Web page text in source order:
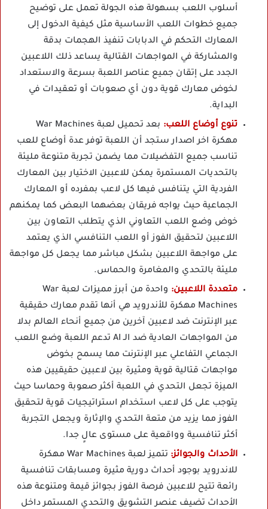
أسلوب اللعب بسهولة هذه الجولة تعمل على توضيح
جميع خطوات اللعب الأساسية مثل كيفية الدخول إلى
المعارك التحكم في الدبابات تنفيذ الهجمات بدقة
والمشاركة في المواجهات القتالية يساعد ذلك اللاعبين
الجدد على إتقان جميع عناصر اللعبة بسرعة والاستعداد
لخوض معارك قوية دون أي صعوبات أو تعقيدات في
البداية.
تنوع أوضاع اللعب:
بعد تحميل لعبة War Machines
مهكرة اخر اصدار ستجد أن اللعبة توفر عدة أوضاع للعب
تناسب جميع التفضيلات مما يضمن تجربة متنوعة مليئة
بالتحديات المستمرة يمكن للاعبين الاختيار بين المعارك
الفردية التي يتنافس فيها كل لاعب بمفرده أو المعارك
الجماعية حيث يواجه فريقان بعضهما البعض كما يمكنهم
خوض وضع اللعب التعاوني الذي يتطلب التعاون بين
اللاعبين لتحقيق الفوز أو اللعب التنافسي الذي يعتمد
على مواجهة اللاعبين بشكل مباشر مما يجعل كل مواجهة
مليئة بالتحدي والمغامرة والحماس.
متعددة اللاعبين:
واحدة من أبرز مميزات لعبة War
Machines مهكرة للأندرويد هي أنها تقدم معارك حقيقية
عبر الإنترنت ضد لاعبين آخرين من جميع أنحاء العالم بدلا
من المواجهات العادية ضد الـ AI تدعم اللعبة وضع اللعب
الجماعي التفاعلي عبر الإنترنت مما يسمح بخوض
مواجهات قتالية قوية ومثيرة بين لاعبين حقيقيين هذه
الميزة تجعل التحدي في اللعبة أكثر صعوبة وحماسا حيث
يتوجب على كل لاعب استخدام استراتيجيات قوية لتحقيق
الفوز مما يزيد من متعة التحدي والإثارة ويجعل التجربة
أكثر تنافسية وواقعية على مستوى عالٍ جدا.
الأحداث والجوائز:
تتميز لعبة War Machines مهكرة
للاندرويد بوجود أحداث دورية مثيرة ومسابقات تنافسية
رائعة تتيح للاعبين فرصة الفوز بجوائز قيمة ومتنوعة هذه
الأحداث تضيف عنصر التشويق والتحدي المستمر داخل